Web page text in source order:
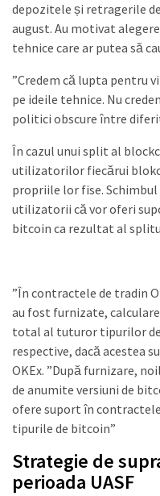
depozitele și retragerile
august. Au motivat
tehnice care ar putea să
”Credem că lupta pentru
pe ideile tehnice. Nu
politici obscure între
În cazul unui split al
utilizatorilor fiecărui
propriile lor fise. Schimbul
utilizatorii că vor oferi
bitcoin ca rezultat al
”În contractele de tradin
au fost furnizate,
total al tuturor tipurilor
respective, dacă acestea
OKEx. ”După furnizare,
de anumite versiuni de
ofere suport în
tipurile de bitcoin”
Strategie de
perioada UASF